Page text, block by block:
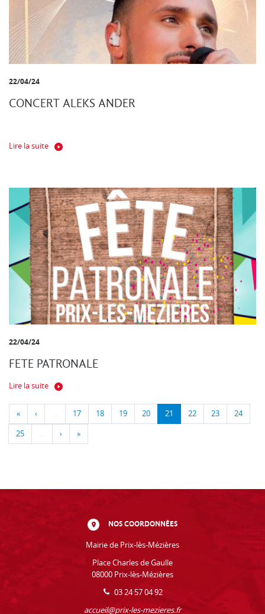
22/04/24
CONCERT ALEKS ANDER
Lire la suite
22/04/24
FETE PATRONALE
Lire la suite
« ‹ … 17 18 19 20 21 22 23 24
25 … › »
NOS COORDONNÉES
Mairie de Prix-lès-Mézières
Place Charles de Gaulle
08000 Prix-lès-Mézières
03 24 57 04 92
accueil@prix-les-mezieres.fr